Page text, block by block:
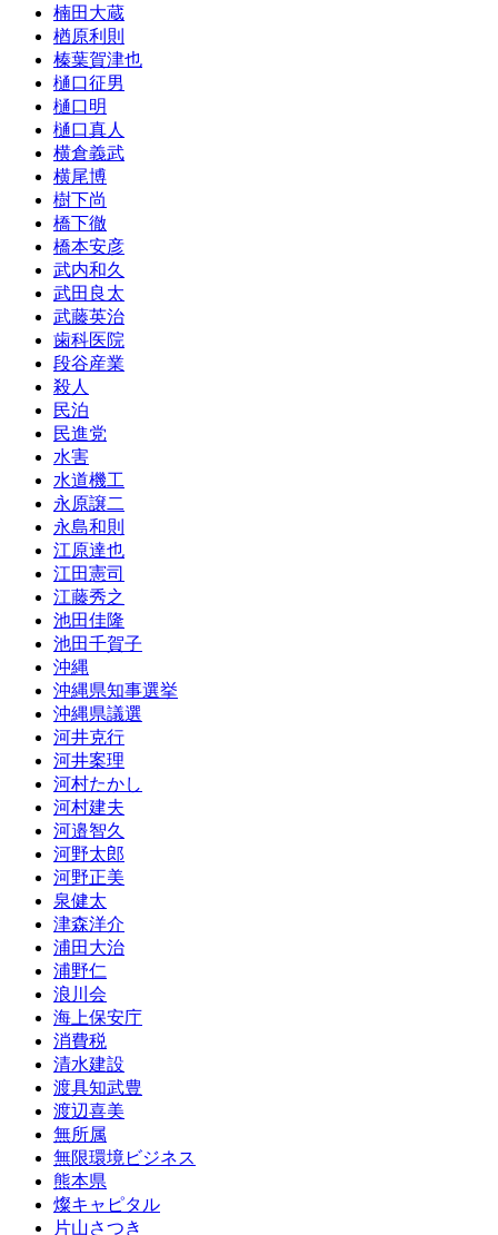
楠田大蔵
楢原利則
榛葉賀津也
樋口征男
樋口明
樋口真人
横倉義武
横尾博
樹下尚
橋下徹
橋本安彦
武内和久
武田良太
武藤英治
歯科医院
段谷産業
殺人
民泊
民進党
水害
水道機工
永原譲二
永島和則
江原達也
江田憲司
江藤秀之
池田佳隆
池田千賀子
沖縄
沖縄県知事選挙
沖縄県議選
河井克行
河井案理
河村たかし
河村建夫
河邉智久
河野太郎
河野正美
泉健太
津森洋介
浦田大治
浦野仁
浪川会
海上保安庁
消費税
清水建設
渡具知武豊
渡辺喜美
無所属
無限環境ビジネス
熊本県
燦キャピタル
片山さつき